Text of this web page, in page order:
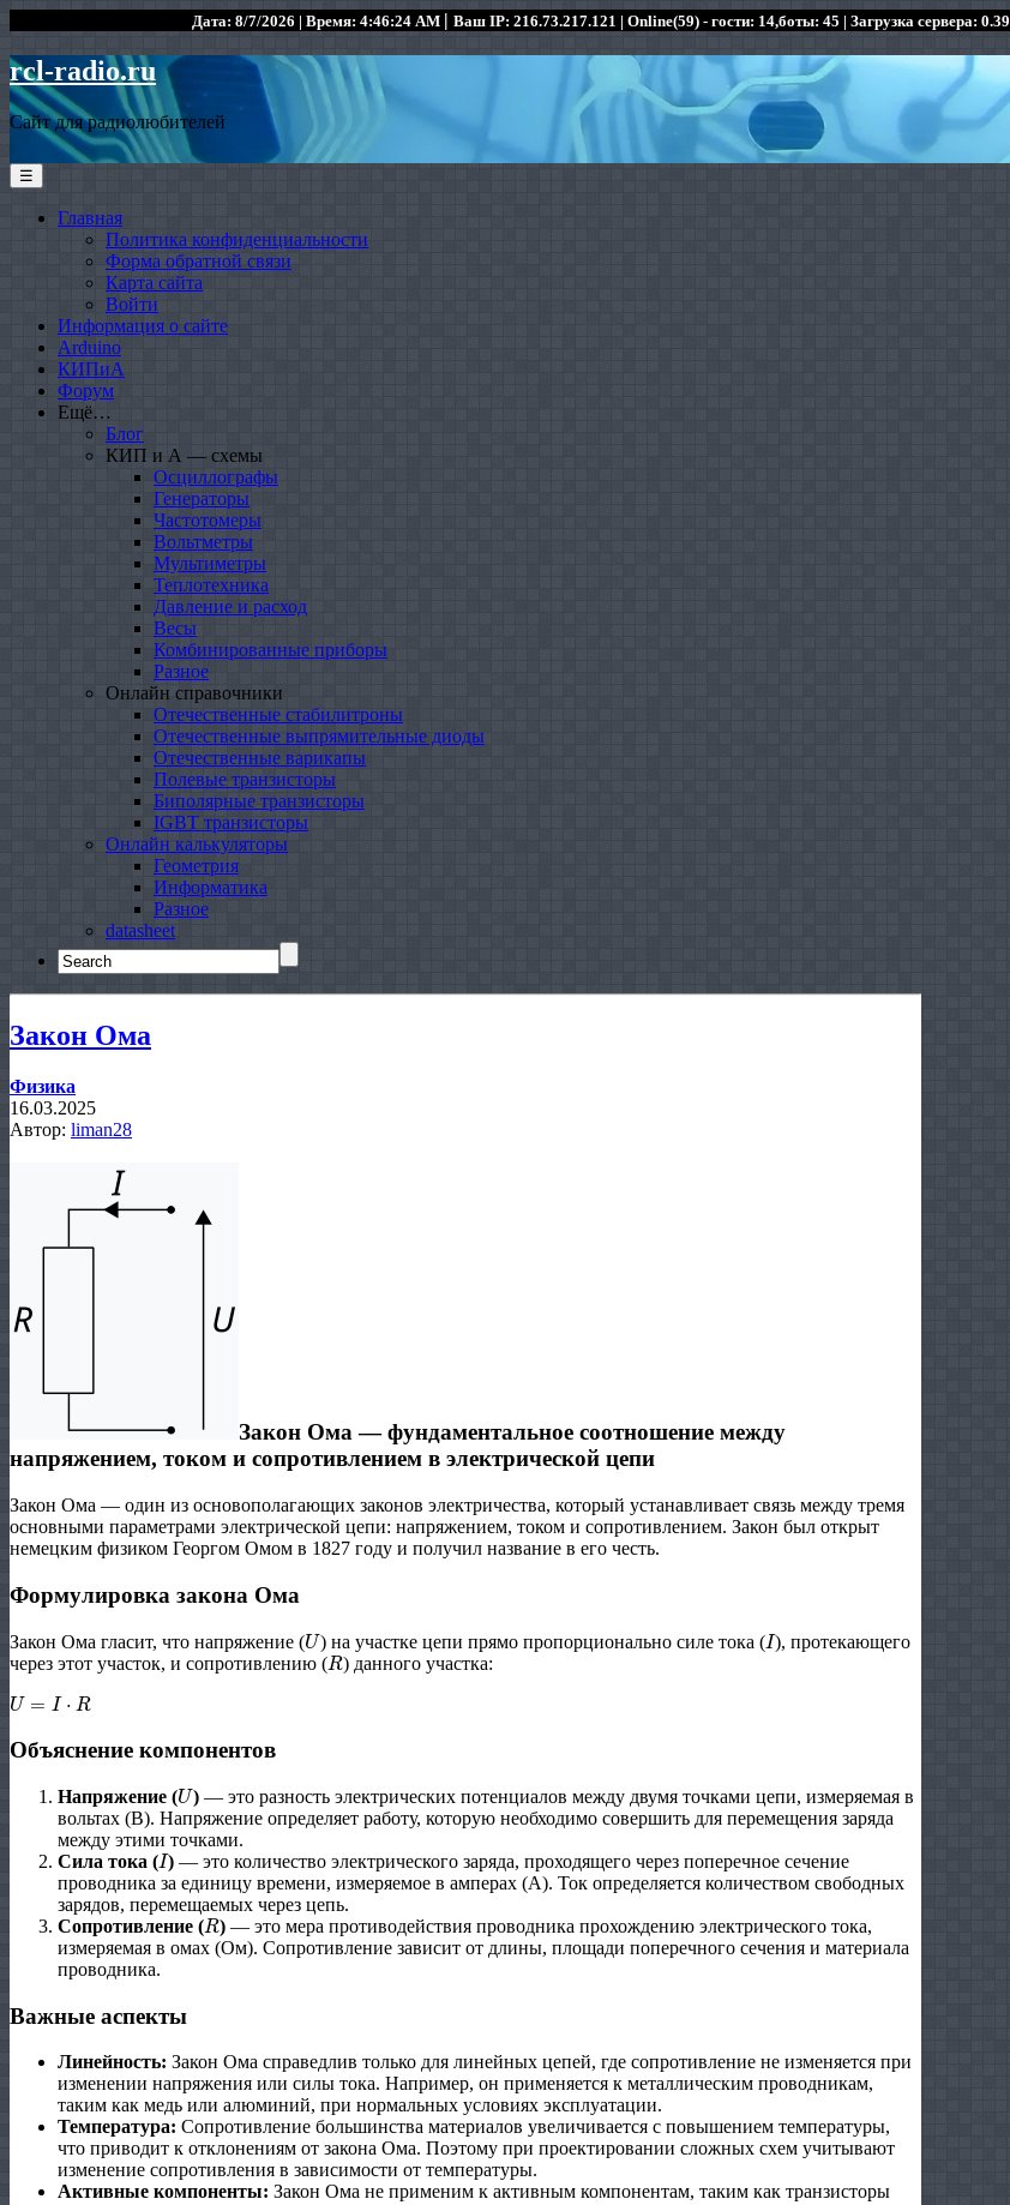
Дата: 8/7/2026 | Время: 4:46:24 AM | Ваш IP: 216.73.217.121 | Online(59) - гости: 14,боты: 45 | Загрузка сервера: 0.39
rcl-radio.ru
Сайт для радиолюбителей
☰
Главная
Политика конфиденциальности
Форма обратной связи
Карта сайта
Войти
Информация о сайте
Arduino
КИПиА
Форум
Ещё…
Блог
КИП и А — схемы
Осциллографы
Генераторы
Частотомеры
Вольтметры
Мультиметры
Теплотехника
Давление и расход
Весы
Комбинированные приборы
Разное
Онлайн справочники
Отечественные стабилитроны
Отечественные выпрямительные диоды
Отечественные варикапы
Полевые транзисторы
Биполярные транзисторы
IGBT транзисторы
Онлайн калькуляторы
Геометрия
Информатика
Разное
datasheet
Search
for:
Закон Ома
Физика
16.03.2025
Автор: liman28
Закон Ома — фундаментальное соотношение между
напряжением, током и сопротивлением в электрической цепи
Закон Ома — один из основополагающих законов электричества, который устанавливает связь между тремя
основными параметрами электрической цепи: напряжением, током и сопротивлением. Закон был открыт
немецким физиком Георгом Омом в 1827 году и получил название в его честь.
Формулировка закона Ома
Закон Ома гласит, что напряжение (U) на участке цепи прямо пропорционально силе тока (I), протекающего
через этот участок, и сопротивлению (R) данного участка:
U= R
Объяснение компонентов
Напряжение (U)— это разность электрических потенциалов между двумя точками цепи, измеряемая в
вольтах (В). Напряжение определяет работу, которую необходимо совершить для перемещения заряда
между этими точками.
Сила тока (I) — это количество электрического заряда, проходящего через поперечное сечение
проводника за единицу времени, измеряемое в амперах (А). Ток определяется количеством свободных
зарядов, перемещаемых через цепь.
Сопротивление (R)— это мера противодействия проводника прохождению электрического тока,
измеряемая в омах (Ом). Сопротивление зависит от длины, площади поперечного сечения и материала
проводника.
Важные аспекты
Линейность: Закон Ома справедлив только для линейных цепей, где сопротивление не изменяется при
изменении напряжения или силы тока. Например, он применяется к металлическим проводникам,
таким как медь или алюминий, при нормальных условиях эксплуатации.
Температура: Сопротивление большинства материалов увеличивается с повышением температуры,
что приводит к отклонениям от закона Ома. Поэтому при проектировании сложных схем учитывают
изменение сопротивления в зависимости от температуры.
Активные компоненты: Закон Ома не применим к активным компонентам, таким как транзисторы